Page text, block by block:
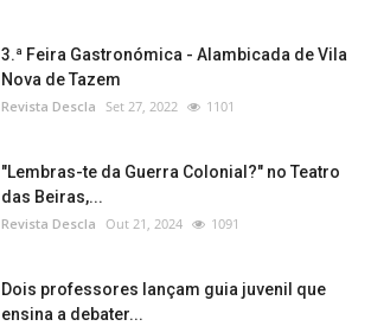
3.ª Feira Gastronómica - Alambicada de Vila
Nova de Tazem
Revista Descla Set 27, 2022 1101
"Lembras-te da Guerra Colonial?" no Teatro
das Beiras,...
Revista Descla Out 21, 2024 1091
Dois professores lançam guia juvenil que
ensina a debater...